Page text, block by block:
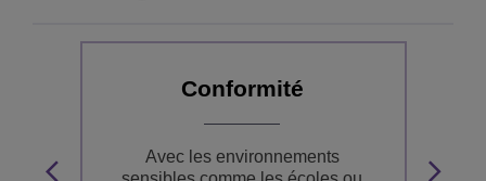
Conformité
Avec les environnements